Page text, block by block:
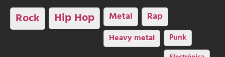
Rock Hip Hop Metal Rap
Heavy metal Punk